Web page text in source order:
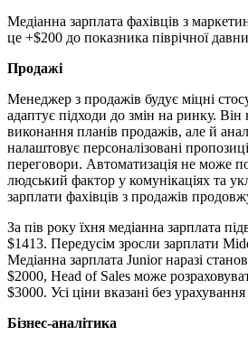
Медіанна зарплата фахівців з
це +$200 до показника піврічної
Продажі
Менеджер з продажів будує міцні
адаптує підходи до змін на ринку. Він
виконання планів продажів, але й
налаштовує персоналізовані
переговори. Автоматизація не може
людський фактор у комунікаціях та
зарплати фахівців з продажів
За пів року їхня медіанна зарплата
$1413. Передусім зросли зарплати
Медіанна зарплата Junior наразі
$2000, Head of Sales може
$3000. Усі ціни вказані без урахування
Бізнес-аналітика